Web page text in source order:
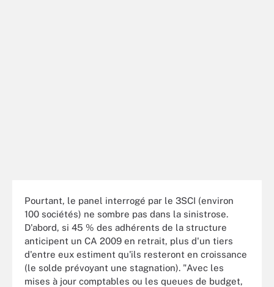
Pourtant, le panel interrogé par le 3SCI (environ
100 sociétés) ne sombre pas dans la sinistrose.
D'abord, si 45 % des adhérents de la structure
anticipent un CA 2009 en retrait, plus d'un tiers
d'entre eux estiment qu'ils resteront en croissance
(le solde prévoyant une stagnation). "Avec les
mises à jour comptables ou les queues de budget,